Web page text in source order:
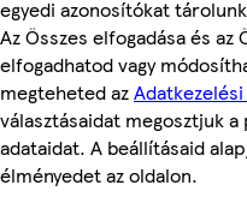
egyedi azonosítókat
Az Összes elfogadása és
elfogadhatod vagy
megteheted az
választásaidat megosztjuk
adataidat. A beállításaid
élményedet az oldalon.